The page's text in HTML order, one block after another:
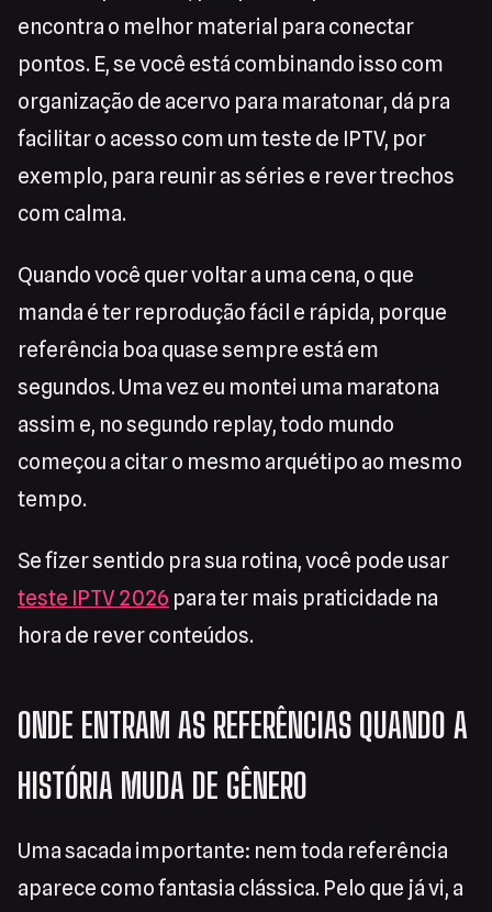
encontra o melhor material para conectar
pontos. E, se você está combinando isso com
organização de acervo para maratonar, dá pra
facilitar o acesso com um teste de IPTV, por
exemplo, para reunir as séries e rever trechos
com calma.
Quando você quer voltar a uma cena, o que
manda é ter reprodução fácil e rápida, porque
referência boa quase sempre está em
segundos. Uma vez eu montei uma maratona
assim e, no segundo replay, todo mundo
começou a citar o mesmo arquétipo ao mesmo
tempo.
Se fizer sentido pra sua rotina, você pode usar
teste IPTV 2026 para ter mais praticidade na
hora de rever conteúdos.
ONDE ENTRAM AS REFERÊNCIAS QUANDO A
HISTÓRIA MUDA DE GÊNERO
Uma sacada importante: nem toda referência
aparece como fantasia clássica. Pelo que já vi, a